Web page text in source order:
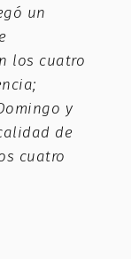
un
los cuatro
y
de
cuatro